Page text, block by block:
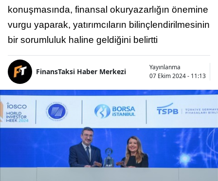
konuşmasında, finansal okuryazarlığın önemine
vurgu yaparak, yatırımcıların bilinçlendirilmesinin
bir sorumluluk haline geldiğini belirtti
FinansTaksi Haber Merkezi
Yayınlanma
07 Ekim 2024 - 11:13